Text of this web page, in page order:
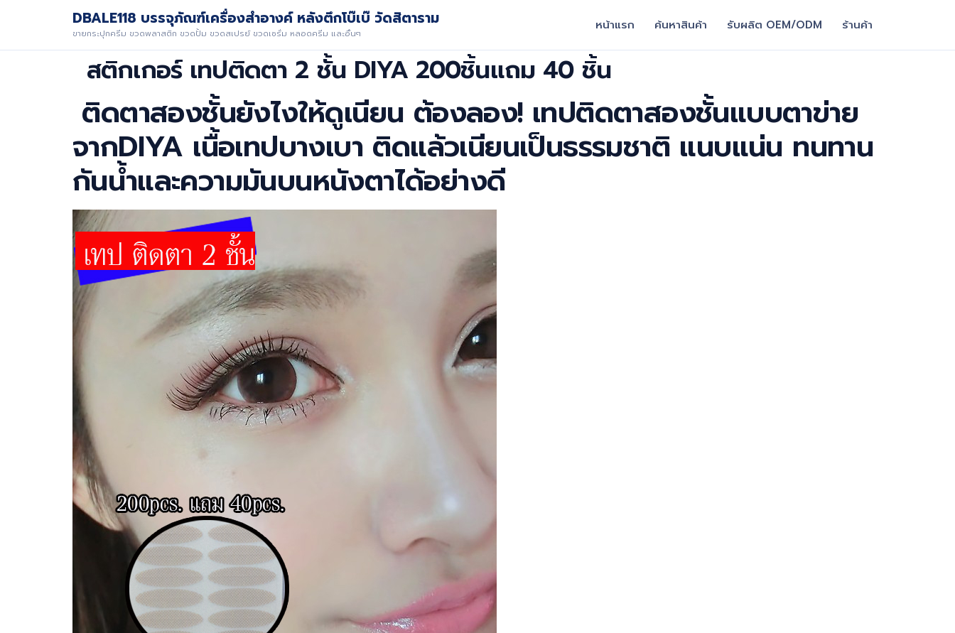
DBALE118 บรรจุภัณฑ์เครื่องสำอางค์ หลังตึกโบ๊เบ๊ วัดสิตาราม
ขายกระปุกครีม ขวดพลาสติก ขวดปั้ม ขวดสเปรย์ ขวดเซรั่ม หลอดครีม และอื่นๆ
หน้าแรก ค้นหาสินค้า รับผลิต OEM/ODM ร้านค้า
สติกเกอร์ เทปติดตา 2 ชั้น DIYA 200ชิ้นแถม 40 ชิ้น
ติดตาสองชั้นยังไงให้ดูเนียน ต้องลอง! เทปติดตาสองชั้นแบบตาข่าย
จากDIYA เนื้อเทปบางเบา ติดแล้วเนียนเป็นธรรมชาติ แนบแน่น ทนทาน
กันน้ำและความมันบนหนังตาได้อย่างดี